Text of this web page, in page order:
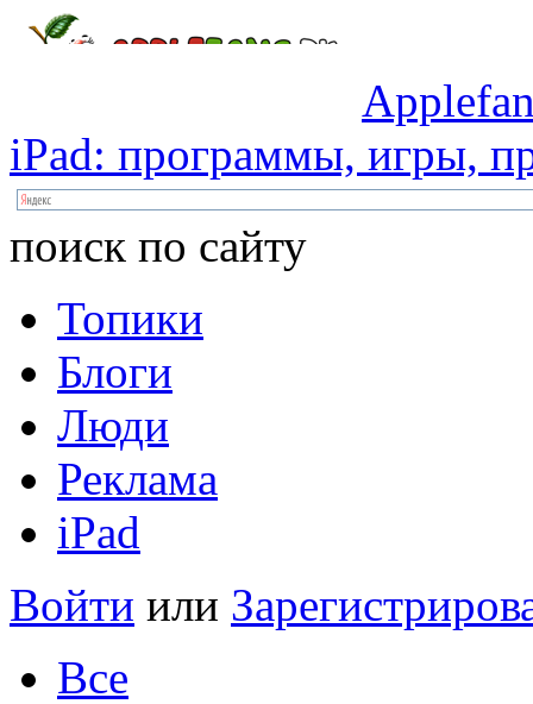
iPad: программы, игры,
поиск по сайту
Топики
Блоги
Люди
Реклама
iPad
Войти или
Все